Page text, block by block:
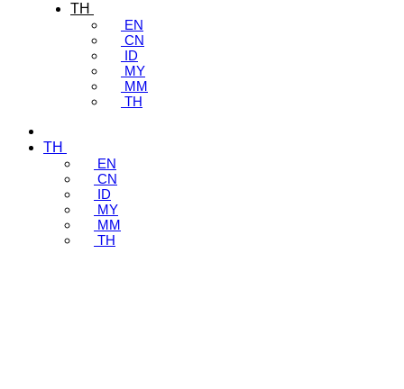
TH
EN
CN
ID
MY
MM
TH
TH
EN
CN
ID
MY
MM
TH